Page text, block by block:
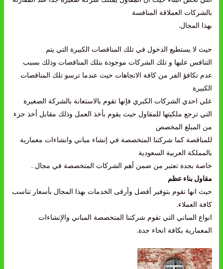
بالشركات العملاقة المنافسة
بهذا المجال.
حيث لا يستطيع الدخول في تلك المناقصات الكبيرة التي يتم
التنافس عليها و تلك الشركات موجودة بتلك المناقصات وذلك بسبب
عدم تكافؤ الفر من كافة الاتجاهات حيث عندما ترسو تلك المناقصات
الكبيرة
علي احدي الشركات الكبري فإنها تقوم بالاستعانة بالشركة الصغيرة
التي ترجع ملكيتها للمقاول حيث يقوم بأخذ العمل وذلك مقابل أخذ جزء
من المبلغ المخصص
للمناقصة كما شركتنا المتخصصة في إنشاء مباني وانشاءات معمارية
بالمملكة العربية السعودية
خاصة بجدة تعتبر من ضمن أهم الشركات المتخصصة في مجال .
مقاول بناء عظم
حيث انها تقوم بتوفير أفضل وأرقى الخدمات بهذا المجال بأسعار تناسب
كافة العملاء.
انواع المباني التي تقوم شركتنا المتخصصة المباني والإنشاءات
المعمارية بكافة انحاء جدة.